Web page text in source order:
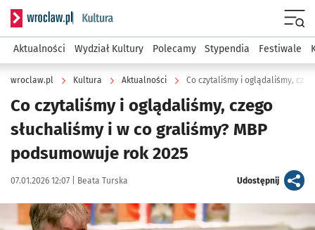
Serwis informacyjny wroclaw.pl podserwis: Kultura
Aktualności Wydział Kultury Polecamy Stypendia Festiwale
wroclaw.pl Kultura Aktualności
Co czytaliśmy i oglądaliśmy, czego
słuchaliśmy i w co graliśmy? MBP
podsumowuje rok 2025
Data publikacji:
07.01.2026 12:07 | Autor:
Beata Turska Udostępnijartykuł
Kliknij, aby powiększyć